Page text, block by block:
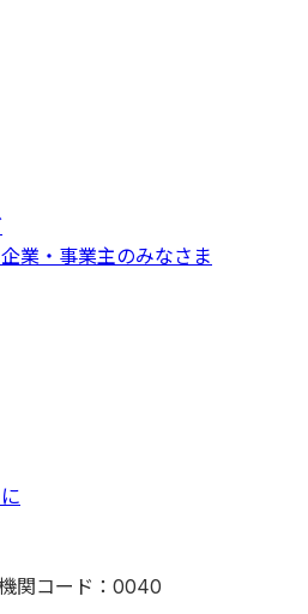
業・事業主のみなさま
関コード：0040